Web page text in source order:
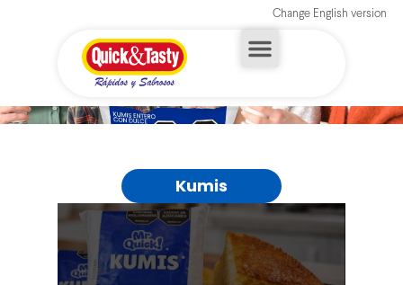
Change English version
Kumis